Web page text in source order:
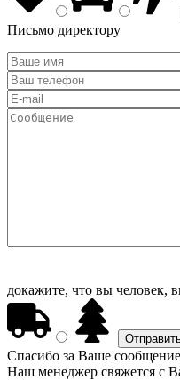
Письмо директору
докажите, что вы человек,
Спасибо за Ваше
Наш менеджер свяжется с